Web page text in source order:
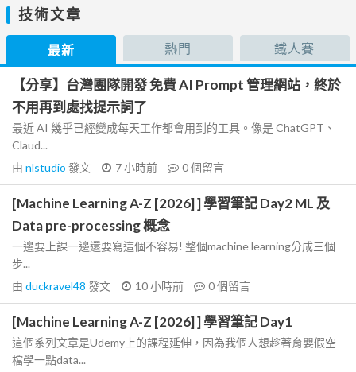
技術文章
最新 熱門 鐵人賽
【分享】台灣團隊開發 免費 AI Prompt 管理網站，終於
不用再到處找提示詞了
最近 AI 幾乎已經變成每天工作都會用到的工具。像是 ChatGPT、
Claud...
由 nlstudio 發文 7 小時前 0個留言
[Machine Learning A-Z [2026] ] 學習筆記 Day2 ML 及
Data pre-processing 概念
一邊要上課一邊還要寫這個不容易! 整個machine learning分成三個
步...
由 duckravel48 發文 10 小時前 0個留言
[Machine Learning A-Z [2026] ] 學習筆記 Day1
這個系列文章是Udemy上的課程延伸，因為我個人想趁著育嬰假空
檔學一點data...